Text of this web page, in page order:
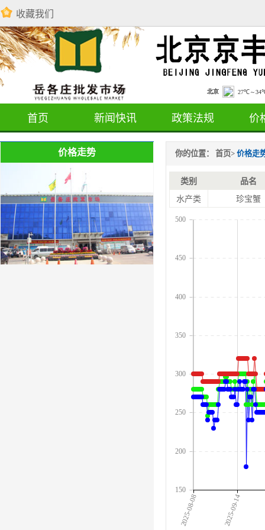
收藏我们
首页 新闻快讯 政策法规 价
价格走势 你的位置： 首页> 价格走
类别
品名
水产类
珍宝蟹
2025-08-08 2025-09-14
150
200
250
300
350
400
450
500